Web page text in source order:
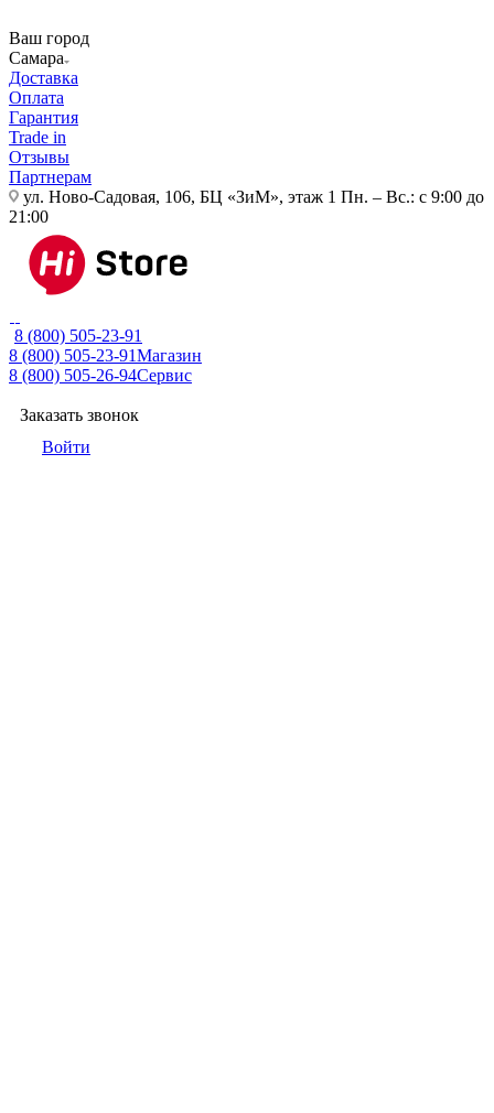
Ваш город
Самара
Доставка
Оплата
Гарантия
Trade in
Отзывы
Партнерам
ул. Ново-Садовая, 106, БЦ «ЗиМ», этаж 1 Пн. – Вс.: с 9:00 до
21:00
8 (800) 505-23-91
8 (800) 505-23-91Магазин
8 (800) 505-26-94Сервис
Заказать звонок
Войти